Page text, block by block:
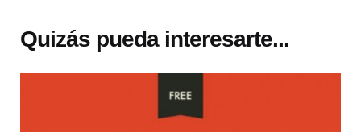
Quizás pueda interesarte...